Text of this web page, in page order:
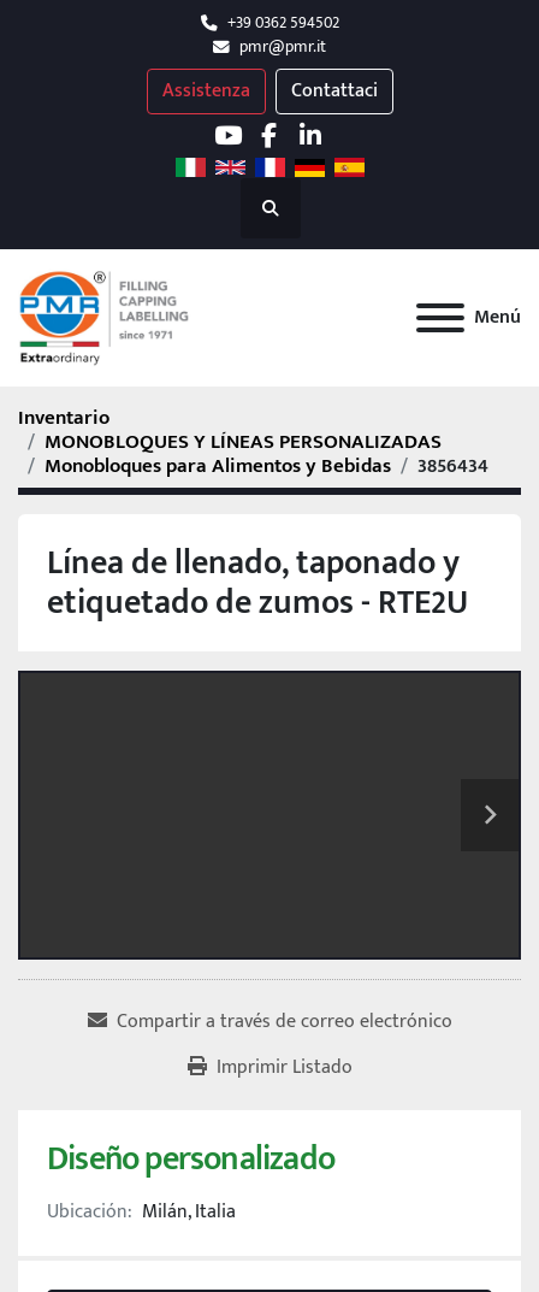
+39 0362 594502
pmr@pmr.it
Assistenza Contattaci
youtube
facebook
linkedin
Buscar
Menú
Inventario
MONOBLOQUES Y LÍNEAS PERSONALIZADAS
Monobloques para Alimentos y Bebidas 3856434
Línea de llenado, taponado y
etiquetado de zumos - RTE2U
Compartir a través de correo electrónico
Imprimir Listado
Diseño personalizado
Ubicación: Milán, Italia